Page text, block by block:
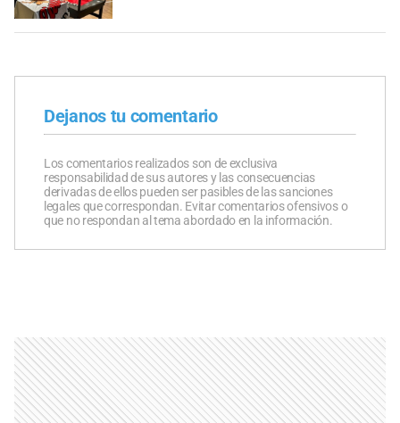
Dejanos tu comentario
Los comentarios realizados son de exclusiva
responsabilidad de sus autores y las consecuencias
derivadas de ellos pueden ser pasibles de las sanciones
legales que correspondan. Evitar comentarios ofensivos o
que no respondan al tema abordado en la información.